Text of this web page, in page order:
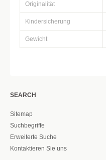
Originalität
Kindersicherung
Gewicht
SEARCH
Sitemap
Suchbegriffe
Erweiterte Suche
Kontaktieren Sie uns